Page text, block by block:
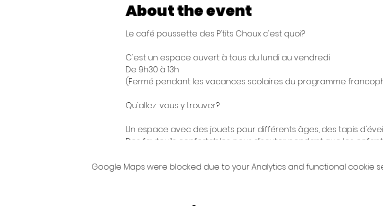
About the event
Le café poussette des P'tits Choux c'est quoi?
C'est un espace ouvert à tous du lundi au vendredi
De 9h30 à 13h
(Fermé pendant les vacances scolaires du programme
Qu'allez-vous y trouver?
Un espace avec des jouets pour différents âges, des tapis
Des fauteuils confortables pour discuter pendant que les
suggérée de 2€)
Google Maps were blocked due to your Analytics and functional cookie